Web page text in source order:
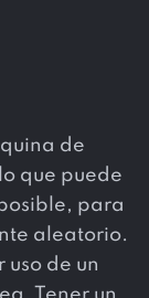
de
que puede
para
aleatorio.
uso de un